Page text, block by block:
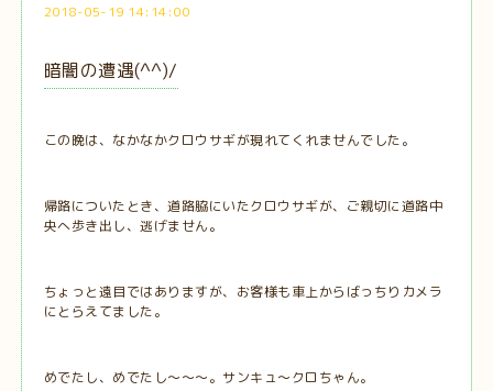
2018-05-19 14:14:00
暗闇の遭遇(^^)/
この晩は、なかなかクロウサギが現れてくれませんでした。
帰路についたとき、道路脇にいたクロウサギが、ご親切に道路中
央へ歩き出し、逃げません。
ちょっと遠目ではありますが、お客様も車上からばっちりカメラ
にとらえてました。
めでたし、めでたし～～～。サンキュ～クロちゃん。